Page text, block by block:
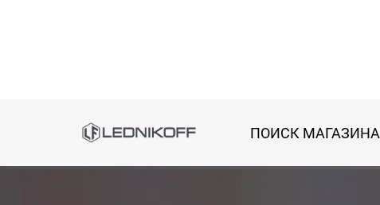
ПОИСК МАГАЗИНА